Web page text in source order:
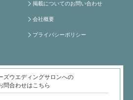
掲載についてのお問い合わせ
会社概要
プライバシーポリシー
ズウエディングサロンへの
問合わせはこちら